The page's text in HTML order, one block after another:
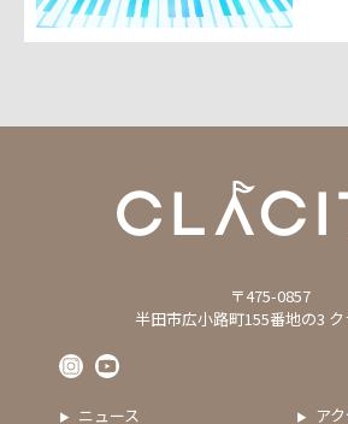
〒475-0857
半田市広小路町155番地の3 ク
ニュース ア